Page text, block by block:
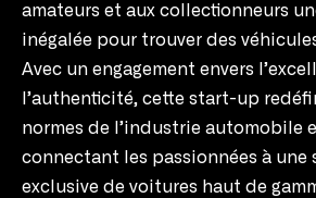
amateurs et aux collectionneurs
inégalée pour trouver des
Avec un engagement envers
l’authenticité, cette start-up
normes de l’industrie automobile
connectant les passionnées à une
exclusive de voitures haut de